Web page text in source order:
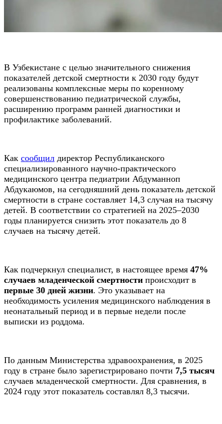
В Узбекистане с целью значительного снижения
показателей детской смертности к 2030 году будут
реализованы комплексные меры по коренному
совершенствованию педиатрической службы,
расширению программ ранней диагностики и
профилактике заболеваний.
Как сообщил директор Республиканского
специализированного научно-практического
медицинского центра педиатрии Абдуманноп
Абдукаюмов, на сегодняшний день показатель детской
смертности в стране составляет 14,3 случая на тысячу
детей. В соответствии со стратегией на 2025–2030
годы планируется снизить этот показатель до 8
случаев на тысячу детей.
Как подчеркнул специалист, в настоящее время 47%
случаев младенческой смертности происходит в
первые 30 дней жизни. Это указывает на
необходимость усиления медицинского наблюдения в
неонатальный период и в первые недели после
выписки из роддома.
По данным Министерства здравоохранения, в 2025
году в стране было зарегистрировано почти 7,5 тысяч
случаев младенческой смертности. Для сравнения, в
2024 году этот показатель составлял 8,3 тысячи.